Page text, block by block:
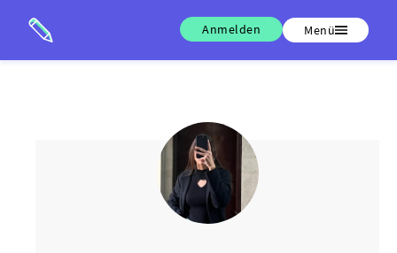
Anmelden Menü